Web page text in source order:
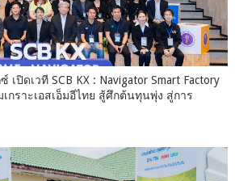
ปิดเวที SCB KX : Navigator Smart Factory
กราะเอสเอ็มอีไทย สู้ศึกต้นทุนพุ่ง สู่การ